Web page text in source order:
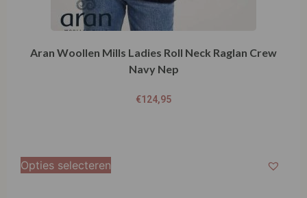
Aran Woollen Mills Ladies Roll Neck Raglan Crew
Navy Nep
€124,95
Opties selecteren